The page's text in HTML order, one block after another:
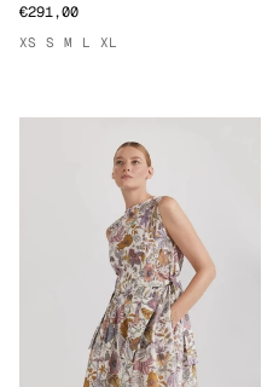
€291,00
XS S M L XL